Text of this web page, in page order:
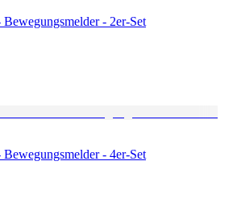
- 2er-Set
- 4er-Set